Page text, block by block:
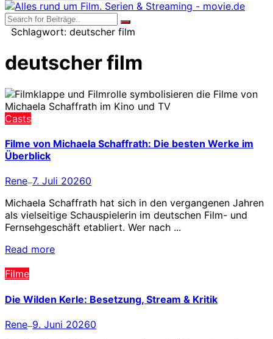
Schlagwort: deutscher film
deutscher film
Casts
Filme von Michaela Schaffrath: Die besten Werke im
Überblick
Rene—7. Juli 20260
Michaela Schaffrath hat sich in den vergangenen Jahren
als vielseitige Schauspielerin im deutschen Film- und
Fernsehgeschäft etabliert. Wer nach ...
Read more
Filme
Die Wilden Kerle: Besetzung, Stream & Kritik
Rene—9. Juni 20260